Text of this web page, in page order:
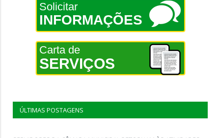
Solicitar
INFORMAÇÕES
Carta de
SERVIÇOS
ÚLTIMAS POSTAGENS